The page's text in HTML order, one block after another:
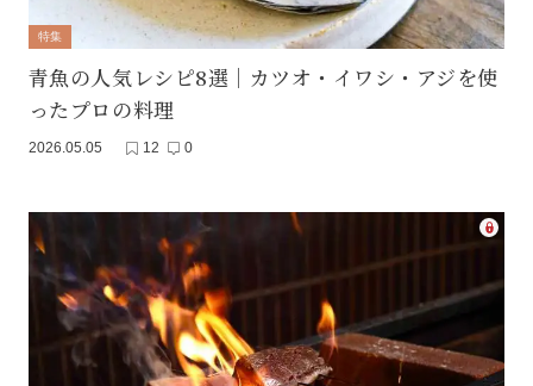
特集
青魚の人気レシピ8選｜カツオ・イワシ・アジを使
ったプロの料理
2026.05.05 12 0